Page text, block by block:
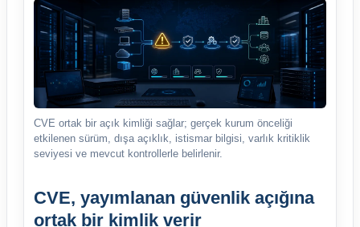
CVE ortak bir açık kimliği sağlar; gerçek kurum önceliği
etkilenen sürüm, dışa açıklık, istismar bilgisi, varlık kritiklik
seviyesi ve mevcut kontrollerle belirlenir.
CVE, yayımlanan güvenlik açığına
ortak bir kimlik verir